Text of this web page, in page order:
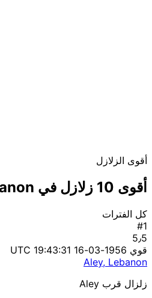
أقوى الزلازل
أقوى 10 زلازل في Lebanon
كل الفترات
#1
5٫5
قوي 1956-03-16 19:43:31 UTC
Aley, Lebanon
زلزال قرب Aley